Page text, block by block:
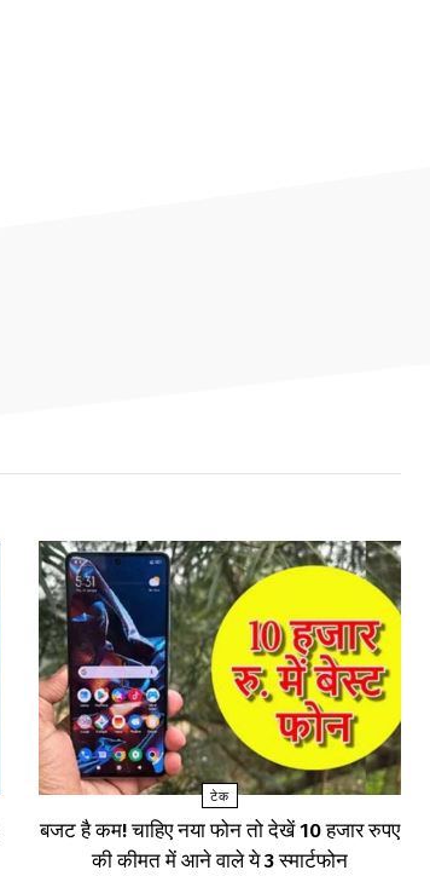
टेक
बजट है कम! चाहिए नया फोन तो देखें 10 हजार रुपए
की कीमत में आने वाले ये 3 स्मार्टफोन